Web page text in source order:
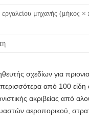
μηχανής (μήκος ×
σχεδίων για
περισσότερα από 100
ακριβείας από
αεροπορικού,